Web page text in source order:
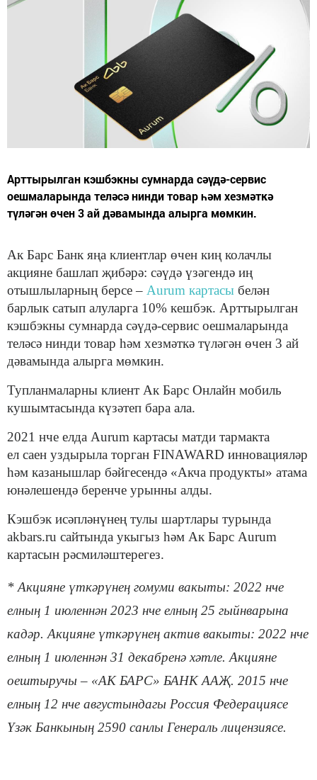
Арттырылган кэшбэкны сумнарда сәүдә-сервис
оешмаларында теләсә нинди товар һәм хезмәткә
түләгән өчен 3 ай дәвамында алырга мөмкин.
Ак Барс Банк яңа клиентлар өчен киң колачлы
акцияне башлап җибәрә: сәүдә үзәгендә иң
отышлыларның берсе – Aurum картасы белән
барлык сатып алуларга 10% кешбэк. Арттырылган
кэшбэкны сумнарда сәүдә-сервис оешмаларында
теләсә нинди товар һәм хезмәткә түләгән өчен 3 ай
дәвамында алырга мөмкин.
Тупланмаларны клиент Ак Барс Онлайн мобиль
кушымтасында күзәтеп бара ала.
2021 нче елда Aurum картасы матди тармакта
ел саен уздырыла торган FINAWARD инновацияләр
һәм казанышлар бәйгесендә «Акча продукты» атама
юнәлешендә беренче урынны алды.
Кэшбэк исәпләнүнең тулы шартлары турында
akbars.ru сайтында укыгыз һәм Ак Барс Aurum
картасын рәсмиләштерегез.
* Акцияне үткәрүнең гомуми вакыты: 2022 нче
елның 1 июленнән 2023 нче елның 25 гыйнварына
кадәр. Акцияне үткәрүнең актив вакыты: 2022 нче
елның 1 июленнән 31 декабренә хәтле. Акцияне
оештыручы – «АК БАРС» БАНК ААҖ. 2015 нче
елның 12 нче августындагы Россия Федерациясе
Үзәк Банкының 2590 санлы Генераль лицензиясе.